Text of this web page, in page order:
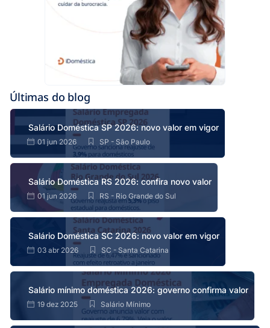
Últimas do blog
Salário Doméstica SP 2026: novo valor em vigor
01 jun 2026 SP - São Paulo
Salário Doméstica RS 2026: confira novo valor
01 jun 2026 RS - Rio Grande do Sul
Salário Doméstica SC 2026: novo valor em vigor
03 abr 2026 SC - Santa Catarina
Salário mínimo doméstica 2026: governo confirma valor
19 dez 2025 Salário Mínimo